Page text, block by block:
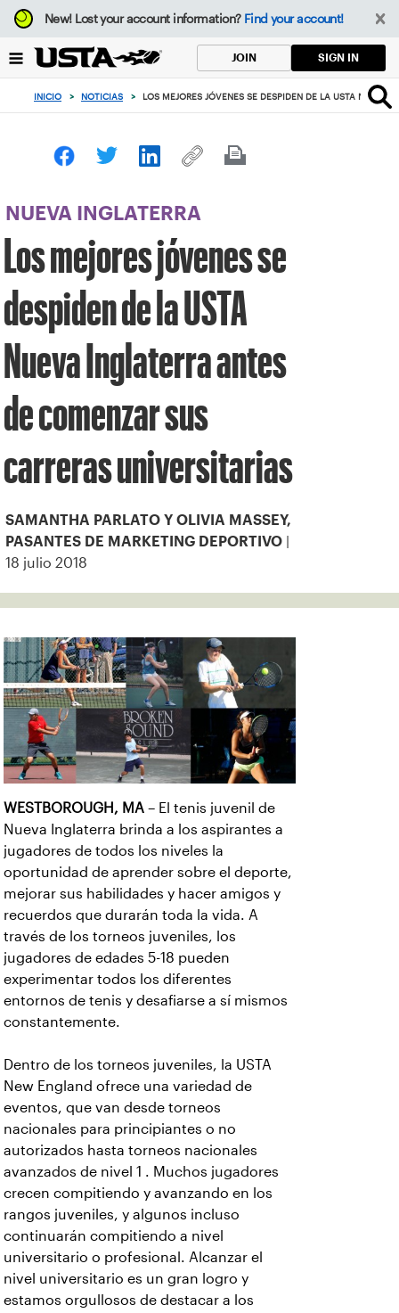
Enfoque
desde
botón
volver
principio
New!Lost your account information? Find your account!
JOIN SIGN IN
INICIO > NOTICIAS > LOS MEJORES JÓVENES SE DESPIDEN DE LA USTA NUEVA
NUEVA INGLATERRA
Los mejores jóvenes se
despiden de la USTA
Nueva Inglaterra antes
de comenzar sus
carreras universitarias
SAMANTHA PARLATO Y OLIVIA MASSEY,
PASANTES DE MARKETING DEPORTIVO
18 julio 2018
WESTBOROUGH, MA – El tenis juvenil de
Nueva Inglaterra brinda a los aspirantes a
jugadores de todos los niveles la
oportunidad de aprender sobre el deporte,
mejorar sus habilidades y hacer amigos y
recuerdos que durarán toda la vida. A
través de los torneos juveniles, los
jugadores de edades 5-18 pueden
experimentar todos los diferentes
entornos de tenis y desafiarse a sí mismos
constantemente.
Dentro de los torneos juveniles, la USTA
New England ofrece una variedad de
eventos, que van desde torneos
nacionales para principiantes o no
autorizados hasta torneos nacionales
avanzados de nivel 1 . Muchos jugadores
crecen compitiendo y avanzando en los
rangos juveniles, y algunos incluso
continuarán compitiendo a nivel
universitario o profesional. Alcanzar el
nivel universitario es un gran logro y
estamos orgullosos de destacar a los